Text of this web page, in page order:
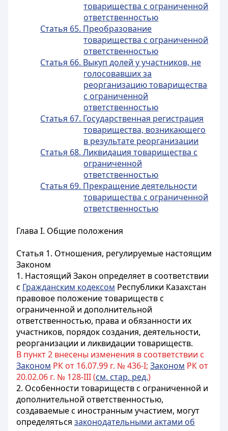
товарищества с ограниченной
ответственностью
Статья 65. Преобразование
товарищества с ограниченной
ответственностью
Статья 66. Выкуп долей у участников, не
голосовавших за
реорганизацию товарищества
с ограниченной
ответственностью
Статья 67. Государственная регистрация
товарищества, возникающего
в результате реорганизации
Статья 68. Ликвидация товарищества с
ограниченной
ответственностью
Статья 69. Прекращение деятельности
товарищества с ограниченной
ответственностью
Глава I. Общие положения
Статья 1. Отношения, регулируемые настоящим
Законом
1. Настоящий Закон определяет в соответствии
с Гражданским кодексом Республики Казахстан
правовое положение товариществ с
ограниченной и дополнительной
ответственностью, права и обязанности их
участников, порядок создания, деятельности,
реорганизации и ликвидации товариществ.
В пункт 2 внесены изменения в соответствии с
Законом РК от 16.07.99 г. № 436-I; Законом РК от
20.02.06 г. № 128-III (см. стар. ред.)
2. Особенности товариществ с ограниченной и
дополнительной ответственностью,
создаваемые с иностранным участием, могут
определяться законодательными актами об